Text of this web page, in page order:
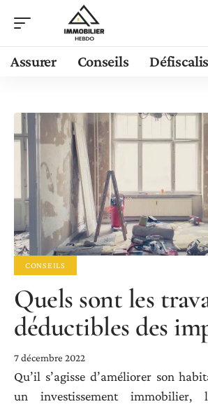
Assurer Conseils
CONSEILS
Quels sont les
déductibles des
7 décembre 2022
Qu’il s’agisse d’améliorer son
un investissement immobilier,